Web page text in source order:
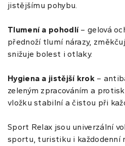
jistějšímu pohybu.
Tlumení a pohodlí– gelová
přednoží tlumí nárazy,
snižuje bolest i otlaky.
Hygiena a jistější krok–
zeleným zpracováním a
vložku stabilní a čistou při
Sport Relax jsou univerzální
sportu, turistiku i každodenní